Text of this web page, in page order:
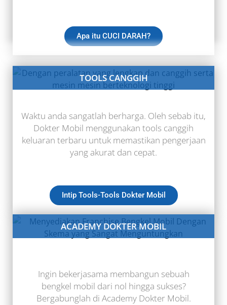
Apa itu CUCI DARAH?
TOOLS CANGGIH
Waktu anda sangatlah berharga. Oleh sebab itu,
Dokter Mobil menggunakan tools canggih
keluaran terbaru untuk memastikan pengerjaan
yang akurat dan cepat.
Intip Tools-Tools Dokter Mobil
ACADEMY DOKTER MOBIL
Ingin bekerjasama membangun sebuah
bengkel mobil dari nol hingga sukses?
Bergabunglah di Academy Dokter Mobil.